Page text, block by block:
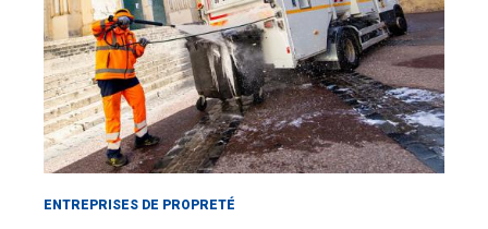
ENTREPRISES DE PROPRETÉ